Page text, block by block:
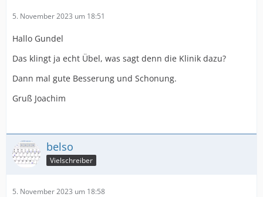
5. November 2023 um 18:51
Hallo Gundel
Das klingt ja echt Übel, was sagt denn die Klinik dazu?
Dann mal gute Besserung und Schonung.
Gruß Joachim
belso
Vielschreiber
5. November 2023 um 18:58